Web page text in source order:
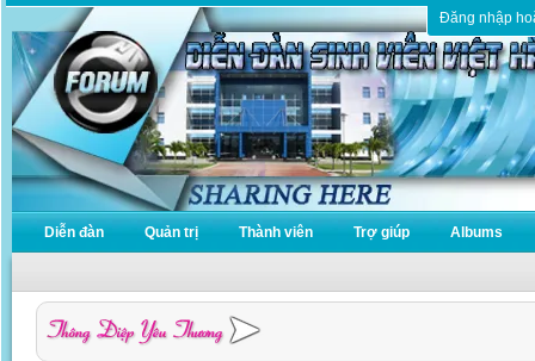
Đăng nhập
Diễn đàn Quản trị Thành viên Trợ giúp Albums